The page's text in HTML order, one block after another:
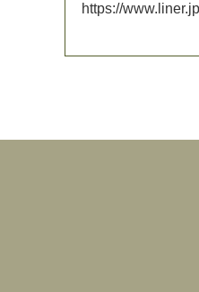
https://www. iner.jp